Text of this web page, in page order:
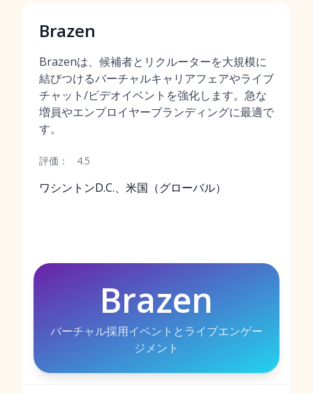
Brazen
Brazenは、候補者とリクルーターを大規模に
結びつけるバーチャルキャリアフェアやライブ
チャット/ビデオイベントを強化します。急な
増員やエンプロイヤーブランディングに最適で
す。
評価： 4.5
ワシントンD.C.、米国（グローバル）
Brazen
バーチャル採用イベントとライブエンゲー
ジメント